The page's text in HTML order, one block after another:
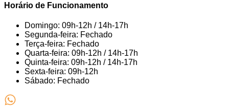
Horário de Funcionamento
Domingo: 09h-12h / 14h-17h
Segunda-feira: Fechado
Terça-feira: Fechado
Quarta-feira: 09h-12h / 14h-17h
Quinta-feira: 09h-12h / 14h-17h
Sexta-feira: 09h-12h
Sábado: Fechado